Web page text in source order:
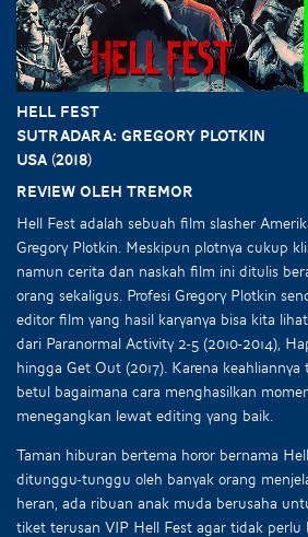
HELL FEST
Sutradara: Gregory Plotkin
USA (2018)
Review oleh Tremor
Hell Fest adalah sebuah film slasher
Gregory Plotkin. Meskipun plotnya cukup
namun cerita dan naskah film ini ditulis
orang sekaligus. Profesi Gregory Plotkin
editor film yang hasil karyanya bisa kita
dari Paranormal Activity 2-5 (2010-2014),
hingga Get Out (2017). Karena
betul bagaimana cara menghasilkan
menegangkan lewat editing yang baik.
Taman hiburan bertema horor bernama
ditunggu-tunggu oleh banyak orang
heran, ada ribuan anak muda berusaha
tiket terusan VIP Hell Fest agar tidak perlu